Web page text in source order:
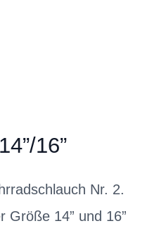
16”
Nr. 2.
Größe 14” und 16”